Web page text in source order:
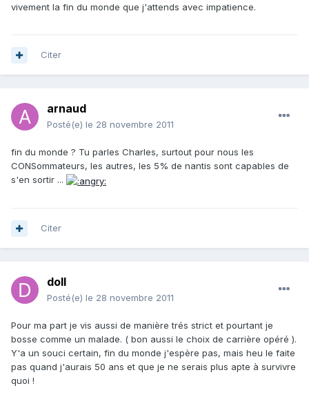
vivement la fin du monde que j'attends avec impatience.
Citer
arnaud
Posté(e) le 28 novembre 2011
fin du monde ? Tu parles Charles, surtout pour nous les
CONSommateurs, les autres, les 5% de nantis sont capables de
s'en sortir ...
Citer
doll
Posté(e) le 28 novembre 2011
Pour ma part je vis aussi de manière trés strict et pourtant je
bosse comme un malade. ( bon aussi le choix de carrière opéré ).
Y'a un souci certain, fin du monde j'espère pas, mais heu le faite
pas quand j'aurais 50 ans et que je ne serais plus apte à survivre
quoi !